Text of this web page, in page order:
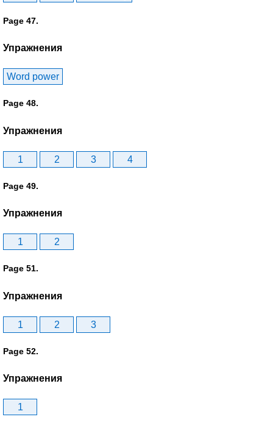
Page 47.
Упражнения
Word power
Page 48.
Упражнения
1 2 3 4
Page 49.
Упражнения
1 2
Page 51.
Упражнения
1 2 3
Page 52.
Упражнения
1